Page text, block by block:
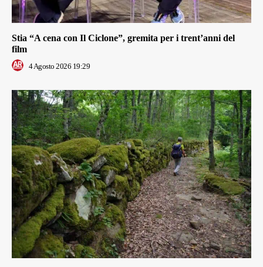
Stia “A cena con Il Ciclone”, gremita per i trent’anni del
film
4 Agosto 2026 19:29